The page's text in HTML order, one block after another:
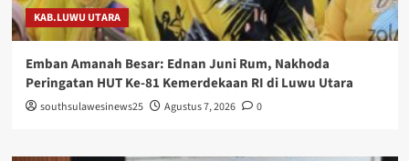
KAB.LUWU UTARA
Emban Amanah Besar: Ednan Juni Rum, Nakhoda
Peringatan HUT Ke-81 Kemerdekaan RI di Luwu Utara
southsulawesinews25 Agustus 7, 2026 0